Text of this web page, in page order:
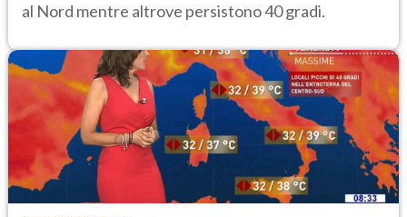
al Nord mentre altrove persistono 40 gradi.